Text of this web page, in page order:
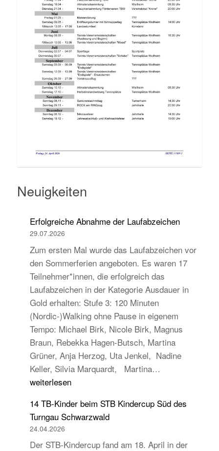
Neuigkeiten
Erfolgreiche Abnahme der Laufabzeichen
29.07.2026
Zum ersten Mal wurde das Laufabzeichen vor
den Sommerferien angeboten. Es waren 17
Teilnehmer*innen, die erfolgreich das
Laufabzeichen in der Kategorie Ausdauer in
Gold erhalten: Stufe 3: 120 Minuten
(Nordic-)Walking ohne Pause in eigenem
Tempo: Michael Birk, Nicole Birk, Magnus
Braun, Rebekka Hagen-Butsch, Martina
Grüner, Anja Herzog, Uta Jenkel, Nadine
Keller, Silvia Marquardt, Martina…
Laufabzeichen
weiterlesen
14 TB-Kinder beim STB Kindercup Süd des
Turngau Schwarzwald
24.04.2026
Der STB-Kindercup fand am 18. April in der